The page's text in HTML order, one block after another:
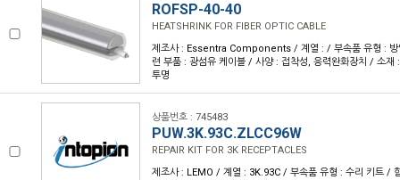
ROFSP-40-40
HEATSHRINK FOR FIBER OPTIC CABLE
제조사 : Essentra Components / 계열 : / 부속품 유형 : 방
련 부품 : 광섬유 케이블 / 사양 : 접착성, 응력완화장치 / 소
투명
상품번호 : 745483
PUW.3K.93C.ZLCC96W
REPAIR KIT FOR 3K RECEPTACLES
제조사 : LEMO / 계열 : 3K.93C / 부속품 유형 : 수리 키트 /